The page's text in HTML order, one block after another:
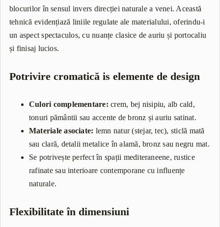
blocurilor în sensul invers direcției naturale a venei. Această
tehnică evidențiază liniile regulate ale materialului, oferindu-i
un aspect spectaculos, cu nuanțe clasice de auriu și portocaliu
și finisaj lucios.
Potrivire cromatică is elemente de design
Culori complementare: crem, bej nisipiu, alb cald,
tonuri pământii sau accente de bronz și auriu satinat.
Materiale asociate: lemn natur (stejar, tec), sticlă mată
sau clară, detalii metalice în alamă, bronz sau negru mat.
Se potrivește perfect în spații mediteraneene, rustice
rafinate sau interioare contemporane cu influențe
naturale.
Flexibilitate în dimensiuni